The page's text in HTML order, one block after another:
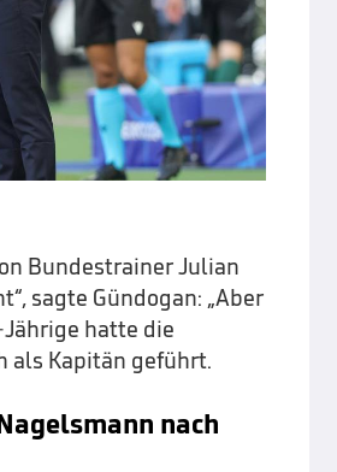
Bundestrainer Julian
sagte Gündogan: „Aber
hatte die
als Kapitän geführt.
nach